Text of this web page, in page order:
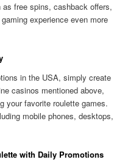
free spins, cashback offers,
experience even more
in the USA, simply create
casinos mentioned above,
your favorite roulette games.
mobile phones, desktops,
with Daily Promotions